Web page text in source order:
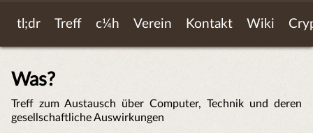
tl;dr Treff c¼h Verein Kontakt Wiki
Was?
Treff zum Austausch über Computer, Technik und deren
gesellschaftliche Auswirkungen